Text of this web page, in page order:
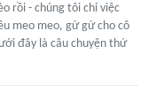
rồi - chúng tôi chỉ việc
meo meo, gừ gừ cho cô
đây là câu chuyện thứ